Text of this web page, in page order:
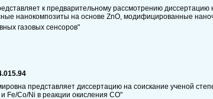
к предварительному рассмотрению диссертацию
нанокомпозиты на основе ZnO, модифицированные
газовых сенсоров"
представляет диссертацию на соискание ученой
Fe/Co/Ni в реакции окисления CO"